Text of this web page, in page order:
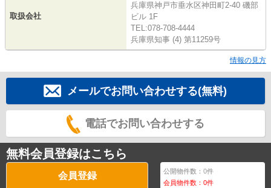
取扱会社
兵庫県神戸市垂水区神田町2-40 磯部
ビル 1F
TEL:078-708-4444
兵庫県知事 (4) 第11259号
情報の見方
メールでお問い合わせする(無料)
電話でお問い合わせする
無料会員登録はこちら
会員登録 公開物件数：0件
会員物件数：0件